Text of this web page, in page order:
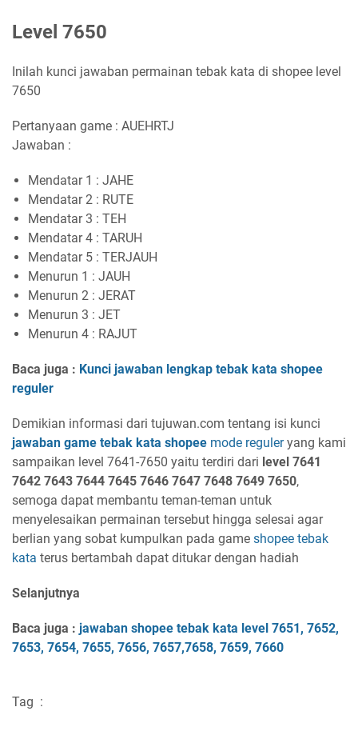
Level 7650
Inilah kunci jawaban permainan tebak kata di shopee level
7650
Pertanyaan game : AUEHRTJ
Jawaban :
Mendatar 1 : JAHE
Mendatar 2 : RUTE
Mendatar 3 : TEH
Mendatar 4 : TARUH
Mendatar 5 : TERJAUH
Menurun 1 : JAUH
Menurun 2 : JERAT
Menurun 3 : JET
Menurun 4 : RAJUT
Baca juga : Kunci jawaban lengkap tebak kata shopee
reguler
Demikian informasi dari tujuwan.com tentang isi kunci
jawaban game tebak kata shopee mode reguleryang kami
sampaikan level 7641-7650 yaitu terdiri dari level 7641
7642 7643 7644 7645 7646 7647 7648 7649 7650,
semoga dapat membantu teman-teman untuk
menyelesaikan permainan tersebut hingga selesai agar
berlian yang sobat kumpulkan pada game shopee tebak
kata terus bertambah dapat ditukar dengan hadiah
Selanjutnya
Baca juga : jawaban shopee tebak kata level 7651, 7652,
7653, 7654, 7655, 7656, 7657,7658, 7659, 7660
Tag :